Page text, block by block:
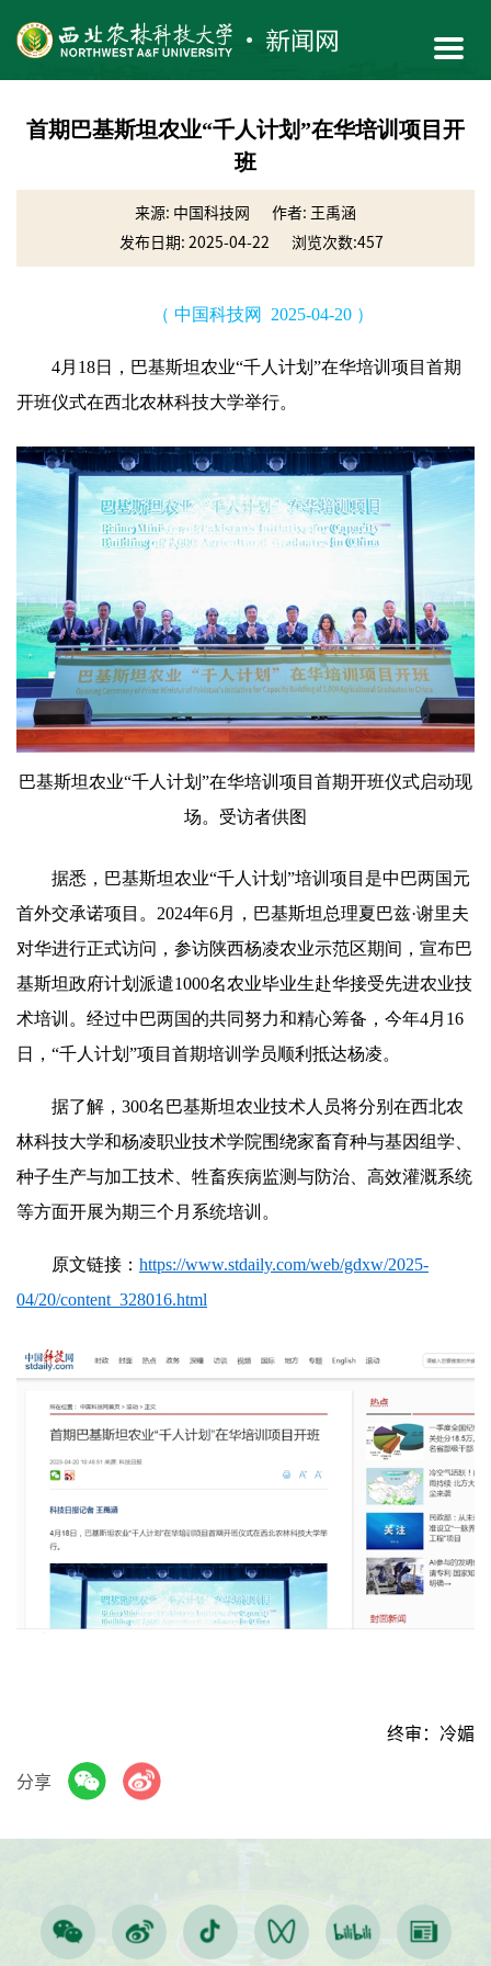
首期巴基斯坦农业“千人计划”在华培训项目开
班
来源: 中国科技网
作者: ​王禹涵
发布日期: 2025-04-22
浏览次数:457
（ 中国科技网 2025-04-20 ）
4月18日，巴基斯坦农业“千人计划”在华培训项目首期
开班仪式在西北农林科技大学举行。
巴基斯坦农业“千人计划”在华培训项目首期开班仪式启动现
场。受访者供图
据悉，巴基斯坦农业“千人计划”培训项目是中巴两国元
首外交承诺项目。2024年6月，巴基斯坦总理夏巴兹·谢里夫
对华进行正式访问，参访陕西杨凌农业示范区期间，宣布巴
基斯坦政府计划派遣1000名农业毕业生赴华接受先进农业技
术培训。经过中巴两国的共同努力和精心筹备，今年4月16
日，“千人计划”项目首期培训学员顺利抵达杨凌。
据了解，300名巴基斯坦农业技术人员将分别在西北农
林科技大学和杨凌职业技术学院围绕家畜育种与基因组学、
种子生产与加工技术、牲畜疾病监测与防治、高效灌溉系统
等方面开展为期三个月系统培训。
原文链接： https://www.stdaily.com/web/gdxw/2025-
04/20/content_328016.html
终审：冷媚
分享